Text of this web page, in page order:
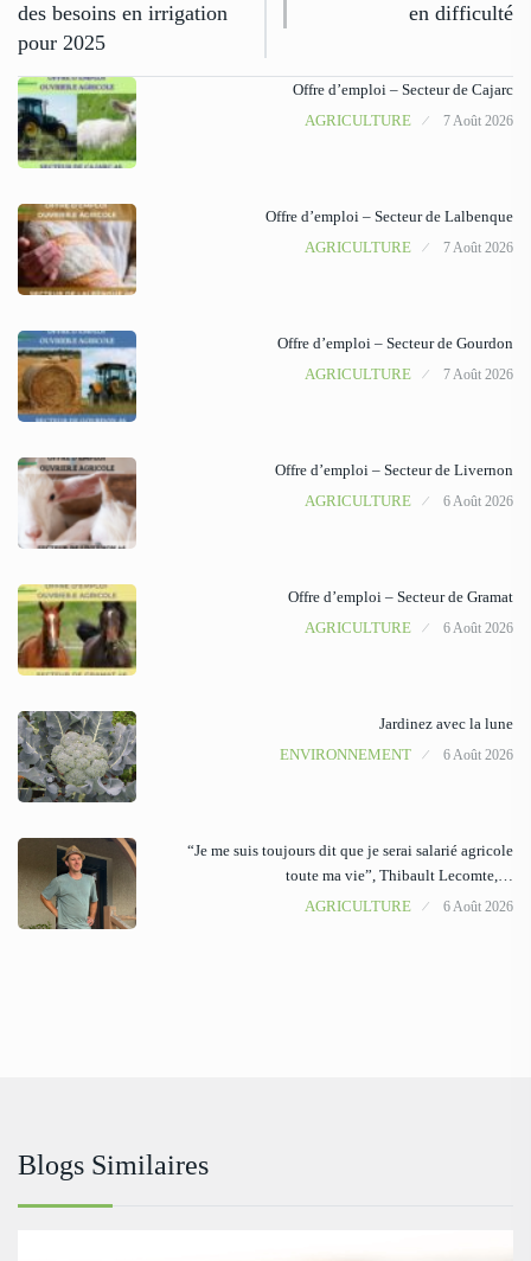
des besoins en irrigation
pour 2025
en difficulté
Offre d’emploi – Secteur de Cajarc
AGRICULTURE
7 Août 2026
Offre d’emploi – Secteur de Lalbenque
AGRICULTURE
7 Août 2026
Offre d’emploi – Secteur de Gourdon
AGRICULTURE
7 Août 2026
Offre d’emploi – Secteur de Livernon
AGRICULTURE
6 Août 2026
Offre d’emploi – Secteur de Gramat
AGRICULTURE
6 Août 2026
Jardinez avec la lune
ENVIRONNEMENT
6 Août 2026
“Je me suis toujours dit que je serai salarié agricole
toute ma vie”, Thibault Lecomte,…
AGRICULTURE
6 Août 2026
Blogs Similaires